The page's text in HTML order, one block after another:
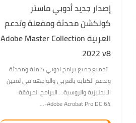
إصدار جديد أدوبي ماستر
كولكشن محدثة ومفعلة وتدعم
العربية Adobe Master Collection
2022 v8
تجميع جميع برامج ادوبي كاملة ومحدثة
وتدعم الكتابة بالعربي والواجهة في لغتين
الانجليزية والروسية… البرامج المرفقة:
Adobe Acrobat Pro DC 64-...